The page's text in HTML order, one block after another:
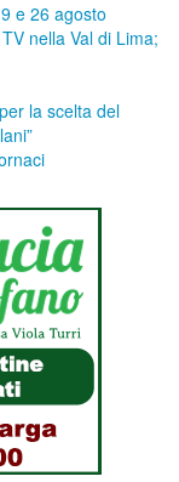
e 26 agosto
nella Val di Lima;
la scelta del